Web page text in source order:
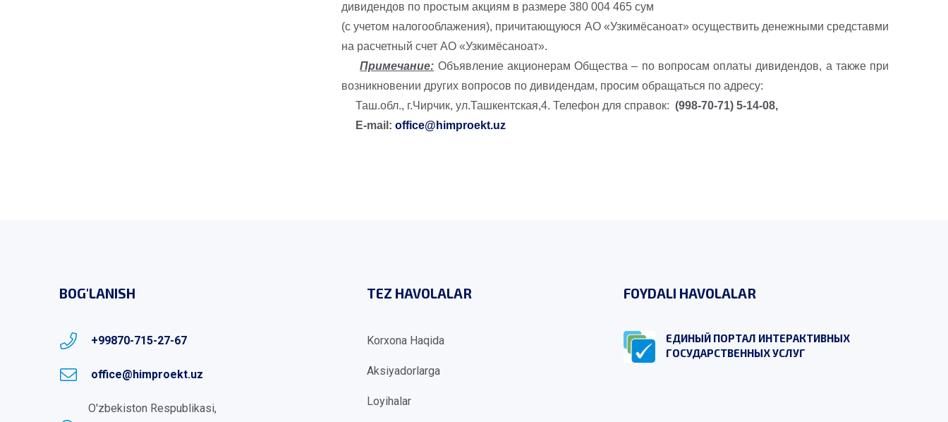
дивидендов по простым акциям в размере 380 004 465 сум
(с учетом налогооблажения), причитающуюся АО «Узкимёсаноат» осуществить денежными средставми
на расчетный счет АО «Узкимёсаноат».
Примечание: Объявление акционерам Общества – по вопросам оплаты дивидендов, а также при
возникновении других вопросов по дивидендам, просим обращаться по адресу:
Таш.обл., г.Чирчик, ул.Ташкентская,4. Телефон для справок: (998-70-71) 5-14-08,
E-mail: office@himproekt.uz
BOG'LANISH
+99870-715-27-67
office@himproekt.uz
O'zbekiston Respublikasi,
TEZ HAVOLALAR
Korxona Haqida
Aksiyadorlarga
Loyihalar
FOYDALI HAVOLALAR
ЕДИНЫЙ ПОРТАЛ ИНТЕРАКТИВНЫХ
ГОСУДАРСТВЕННЫХ УСЛУГ